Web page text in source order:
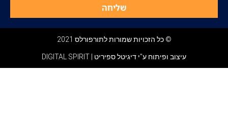
שליחה
© כל הזכויות שמורות לתורפורלס 2021
עיצוב ופיתוח ע"י דיגיטל ספיריט | DIGITAL SPIRIT